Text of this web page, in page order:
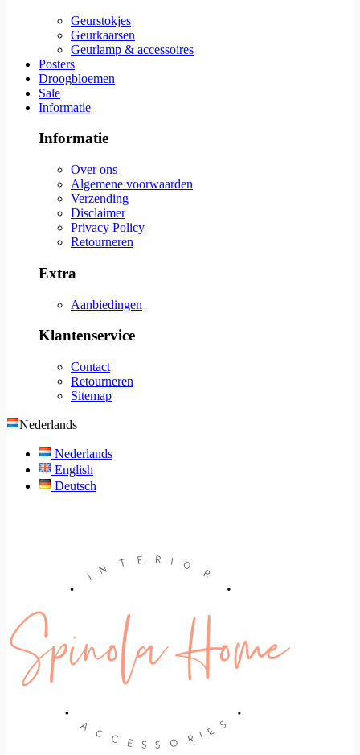
Geurstokjes
Geurkaarsen
Geurlamp & accessoires
Posters
Droogbloemen
Sale
Informatie
Informatie
Over ons
Algemene voorwaarden
Verzending
Disclaimer
Privacy Policy
Retourneren
Extra
Aanbiedingen
Klantenservice
Contact
Retourneren
Sitemap
Nederlands
Nederlands
English
Deutsch